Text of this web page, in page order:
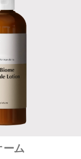
ーム